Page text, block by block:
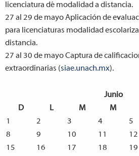
licenciatura dé modalidad a distancia.
27 al 29 de mayoAplicación de
para licenciaturas modalidad
distancia.
27 al 30 de mayoCaptura de
extraordinarias (siae.unach.mx).
Junio
D
L M M
1
2 3 4 5
8
9 10 11 12
15
16 17 18 19